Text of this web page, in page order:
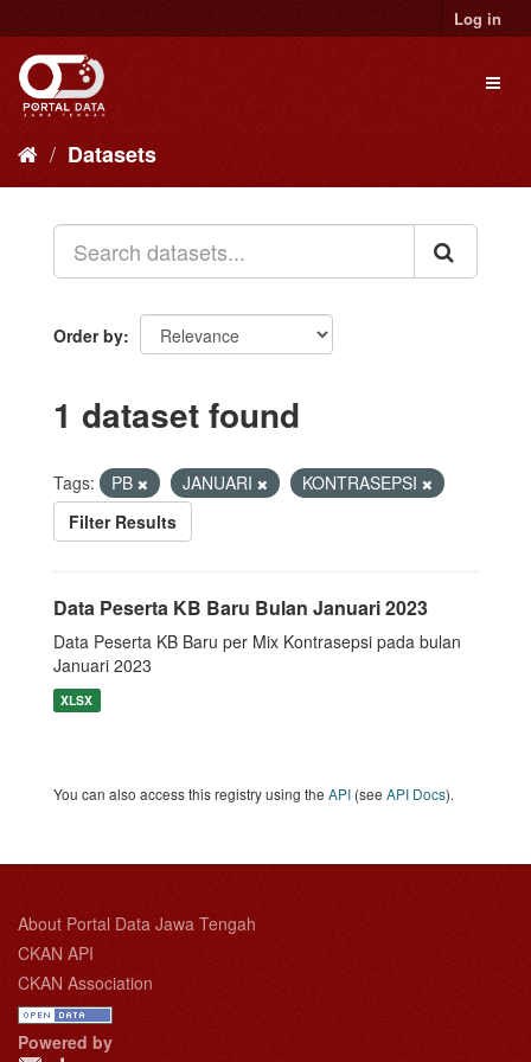
to
content
Log in
Datasets
Order by
1 dataset found
Tags: PB JANUARI
KONTRASEPSI
Filter Results
Data Peserta KB Baru Bulan Januari 2023
Data Peserta KB Baru per Mix Kontrasepsi pada bulan
Januari 2023
XLSX
You can also access this registry using the API (see API Docs).
About Portal Data Jawa Tengah
CKAN API
CKAN Association
Powered by